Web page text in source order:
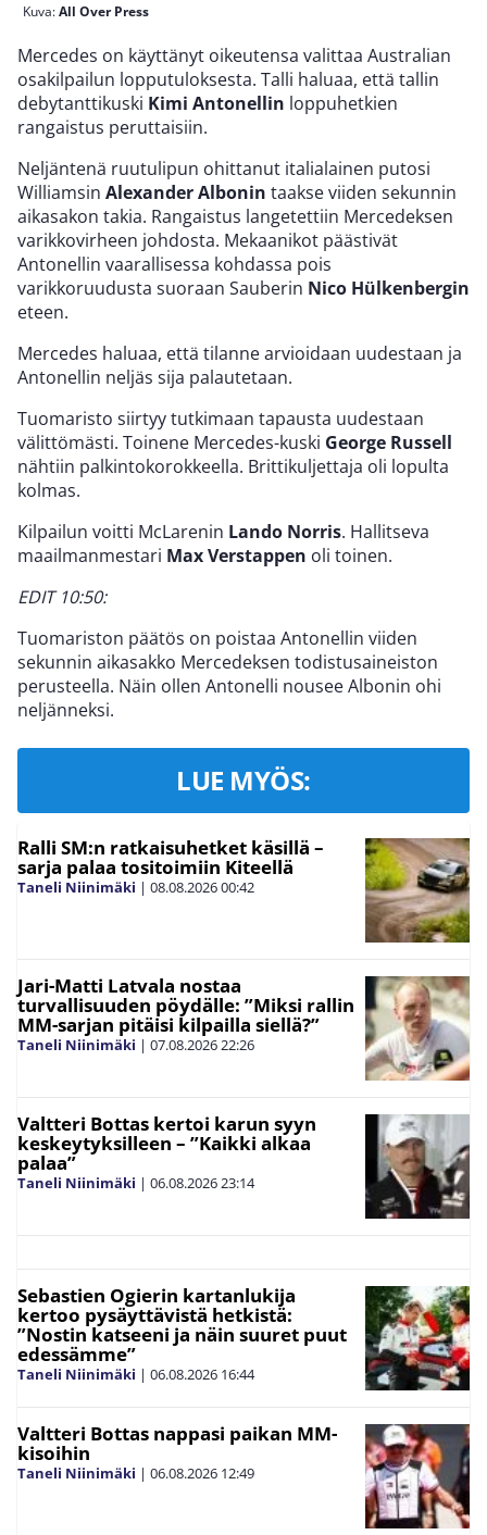
Kuva:All Over Press
Mercedes on käyttänyt oikeutensa valittaa Australian
osakilpailun lopputuloksesta. Talli haluaa, että tallin
debytanttikuski Kimi Antonellin loppuhetkien
rangaistus peruttaisiin.
Neljäntenä ruutulipun ohittanut italialainen putosi
Williamsin Alexander Albonin taakse viiden sekunnin
aikasakon takia. Rangaistus langetettiin Mercedeksen
varikkovirheen johdosta. Mekaanikot päästivät
Antonellin vaarallisessa kohdassa pois
varikkoruudusta suoraan Sauberin Nico Hülkenbergin
eteen.
Mercedes haluaa, että tilanne arvioidaan uudestaan ja
Antonellin neljäs sija palautetaan.
Tuomaristo siirtyy tutkimaan tapausta uudestaan
välittömästi. Toinene Mercedes-kuski George Russell
nähtiin palkintokorokkeella. Brittikuljettaja oli lopulta
kolmas.
Kilpailun voitti McLarenin Lando Norris. Hallitseva
maailmanmestari Max Verstappen oli toinen.
EDIT 10:50:
Tuomariston päätös on poistaa Antonellin viiden
sekunnin aikasakko Mercedeksen todistusaineiston
perusteella. Näin ollen Antonelli nousee Albonin ohi
neljänneksi.
LUE MYÖS:
Ralli SM:n ratkaisuhetket käsillä –
sarja palaa tositoimiin Kiteellä
Taneli Niinimäki | 08.08.202600:42
Jari-Matti Latvala nostaa
turvallisuuden pöydälle: ”Miksi rallin
MM-sarjan pitäisi kilpailla siellä?”
Taneli Niinimäki | 07.08.202622:26
Valtteri Bottas kertoi karun syyn
keskeytyksilleen – ”Kaikki alkaa
palaa”
Taneli Niinimäki | 06.08.202623:14
Sebastien Ogierin kartanlukija
kertoo pysäyttävistä hetkistä:
”Nostin katseeni ja näin suuret puut
edessämme”
Taneli Niinimäki | 06.08.2026 16:44
Valtteri Bottas nappasi paikan MM-
kisoihin
Taneli Niinimäki | 06.08.2026 12:49